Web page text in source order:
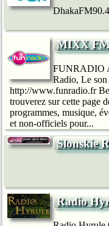
MIXX
FUNRADIO
Radio, Le
http://www.funradio.fr
trouverez sur cette page
programmes, musique,
et non-officiels pour...
Slonskie
Radio